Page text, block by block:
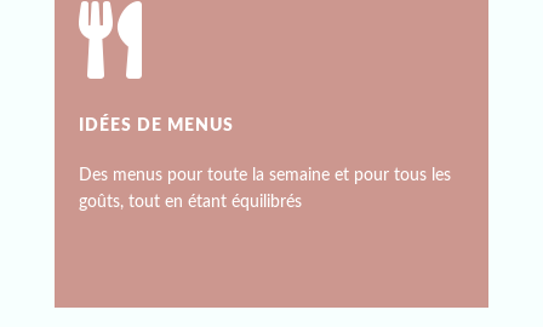

IDÉES DE MENUS
Des menus pour toute la semaine et pour tous les
goûts, tout en étant équilibrés